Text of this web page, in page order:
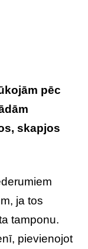
pēc
skapjos
ja tos
tamponu.
pievienojot